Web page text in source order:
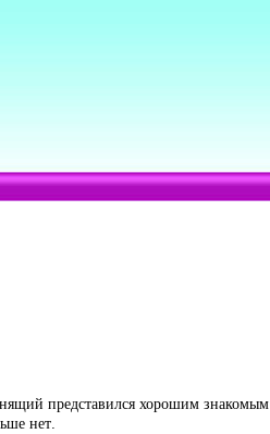
представился хорошим знакомым
нет.